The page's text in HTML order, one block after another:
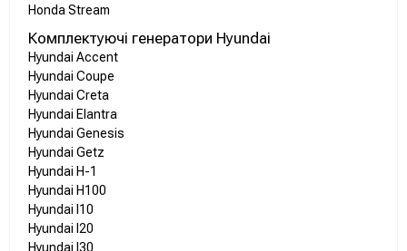
Honda Stream
Комплектуючі генератори Hyundai
Hyundai Accent
Hyundai Coupe
Hyundai Creta
Hyundai Elantra
Hyundai Genesis
Hyundai Getz
Hyundai H-1
Hyundai H100
Hyundai I10
Hyundai I20
Hyundai I30